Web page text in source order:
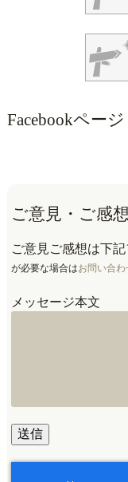
Facebookページ
ご意見・ご感想
ご意見ご感想は下
が必要な場合はお問い合
メッセージ本文